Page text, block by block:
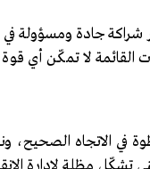
شراكة جادة ومسؤولة في
لا تمكّن أي
الاتجاه الصحيح،